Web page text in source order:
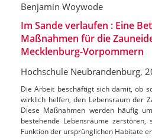
Benjamin Woywode
Im Sande verlaufen : Eine
Maßnahmen für die
Mecklenburg-Vorpommern
Hochschule Neubrandenburg,
Die Arbeit beschäftigt sich damit, ob
wirklich helfen, den Lebensraum der
Diese Maßnahmen werden häufig
bestehende Lebensräume zerstören,
Funktion der ursprünglichen Habitate